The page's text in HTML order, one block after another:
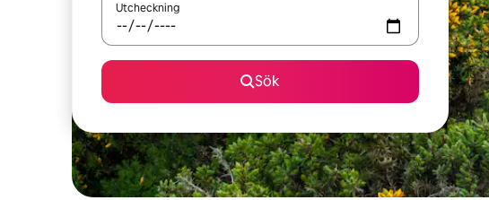
Utcheckning
Sök